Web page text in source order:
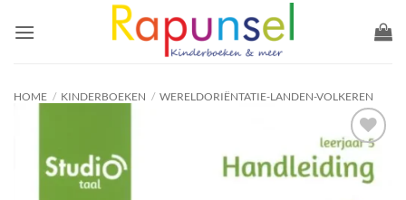
naar
HOME / KINDERBOEKEN / WERELDORIËNTATIE-LANDEN-VOLKEREN